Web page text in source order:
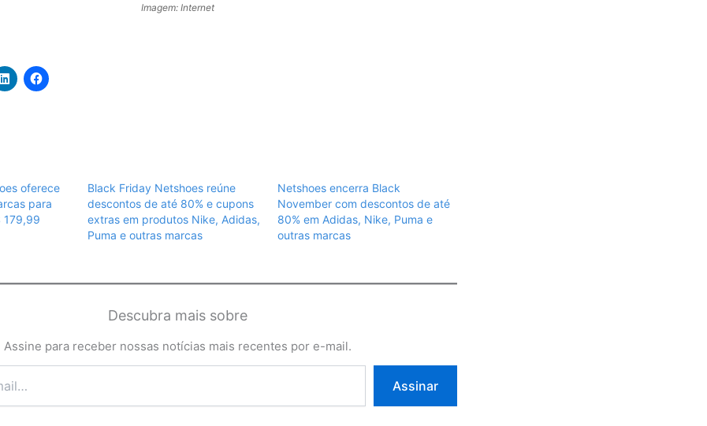
Imagem: Internet
oferece
para
179,99
Black Friday Netshoes reúne
descontos de até 80% e cupons
extras em produtos Nike, Adidas,
Puma e outras marcas
Netshoes encerra Black
November com descontos de até
80% em Adidas, Nike, Puma e
outras marcas
Descubra mais sobre
Assine para receber nossas notícias mais recentes por e-mail.
Assinar